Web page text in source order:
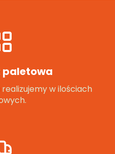
paletowa
w ilościach